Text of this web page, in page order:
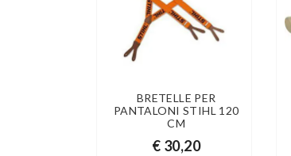
BRETELLE PER
PANTALONI STIHL 120
CM
€ 30,20